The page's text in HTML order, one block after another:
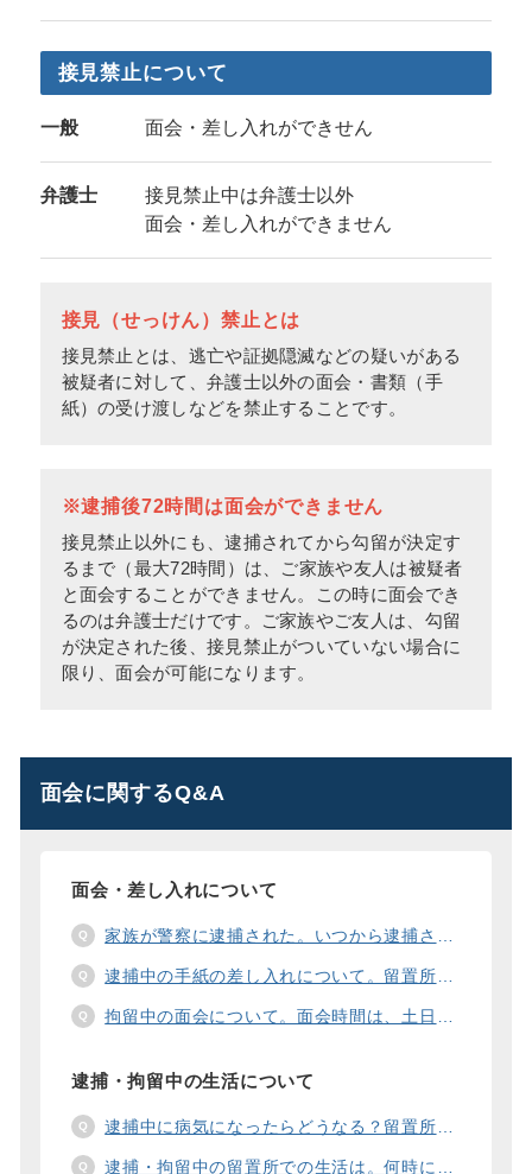
接見禁止について
一般 面会・差し入れができせん
弁護士
接見禁止中は弁護士以外
面会・差し入れができません
接見（せっけん）禁止とは
接見禁止とは、逃亡や証拠隠滅などの疑いがある
被疑者に対して、弁護士以外の面会・書類（手
紙）の受け渡しなどを禁止することです。
※逮捕後72時間は面会ができません
接見禁止以外にも、逮捕されてから勾留が決定す
るまで（最大72時間）は、ご家族や友人は被疑者
と面会することができません。この時に面会でき
るのは弁護士だけです。ご家族やご友人は、勾留
が決定された後、接見禁止がついていない場合に
限り、面会が可能になります。
面会に関するQ&A
面会・差し入れについて
家族が警察に逮捕された。いつから逮捕された家族と面会することができますか？
逮捕中の手紙の差し入れについて。留置所に手紙を送る際の宛先の書き方は？
拘留中の面会について。面会時間は、土日や祝日の面会は、一度に面会できる人数は。
逮捕・拘留中の生活について
逮捕中に病気になったらどうなる？留置所の健康診断、診療、医療行為、手術は。
逮捕・拘留中の留置所での生活は。何時に起きて、何時に寝るの？部屋や食事の様子は？